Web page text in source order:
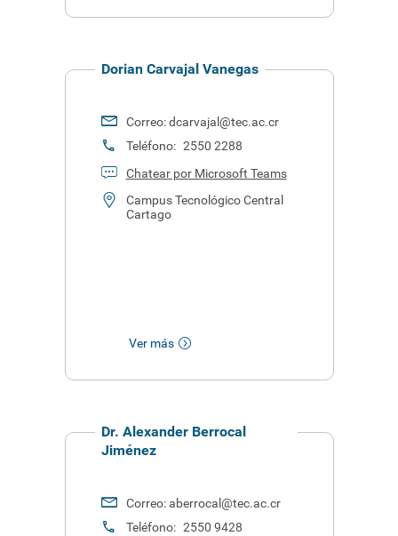
Dorian Carvajal Vanegas
Correo:dcarvajal@tec.ac.cr
Teléfono: 2550 2288
Chatear por Microsoft Teams
Campus Tecnológico Central
Cartago
Ver más
Dr. Alexander Berrocal
Jiménez
Correo:aberrocal@tec.ac.cr
Teléfono: 2550 9428